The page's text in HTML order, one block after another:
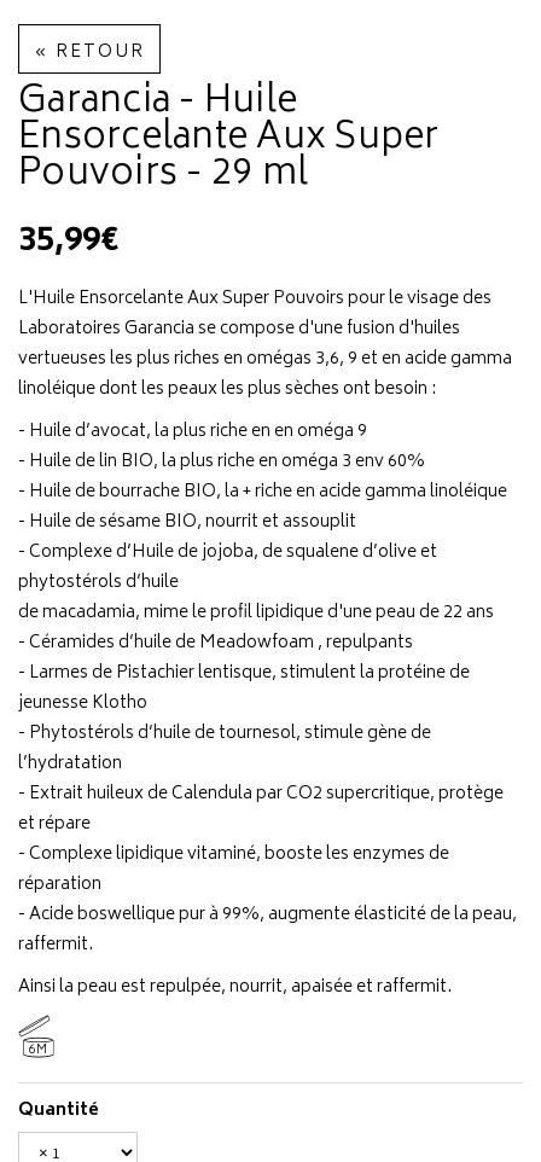
« RETOUR
Garancia - Huile
Ensorcelante Aux Super
Pouvoirs - 29 ml
35,99€
L'Huile Ensorcelante Aux Super Pouvoirs pour le visage des
Laboratoires Garancia se compose d'une fusion d'huiles
vertueuses les plus riches en omégas 3,6, 9 et en acide gamma
linoléique dont les peaux les plus sèches ont besoin :
- Huile d’avocat, la plus riche en en oméga 9
- Huile de lin BIO, la plus riche en oméga 3 env 60%
- Huile de bourrache BIO, la + riche en acide gamma linoléique
- Huile de sésame BIO, nourrit et assouplit
- Complexe d’Huile de jojoba, de squalene d’olive et
phytostérols d’huile
de macadamia, mime le profil lipidique d'une peau de 22 ans
- Céramides d’huile de Meadowfoam , repulpants
- Larmes de Pistachier lentisque, stimulent la protéine de
jeunesse Klotho
- Phytostérols d’huile de tournesol, stimule gène de
l’hydratation
- Extrait huileux de Calendula par CO2 supercritique, protège
et répare
- Complexe lipidique vitaminé, booste les enzymes de
réparation
- Acide boswellique pur à 99%, augmente élasticité de la peau,
raffermit.
Ainsi la peau est repulpée, nourrit, apaisée et raffermit.
6M
Quantité